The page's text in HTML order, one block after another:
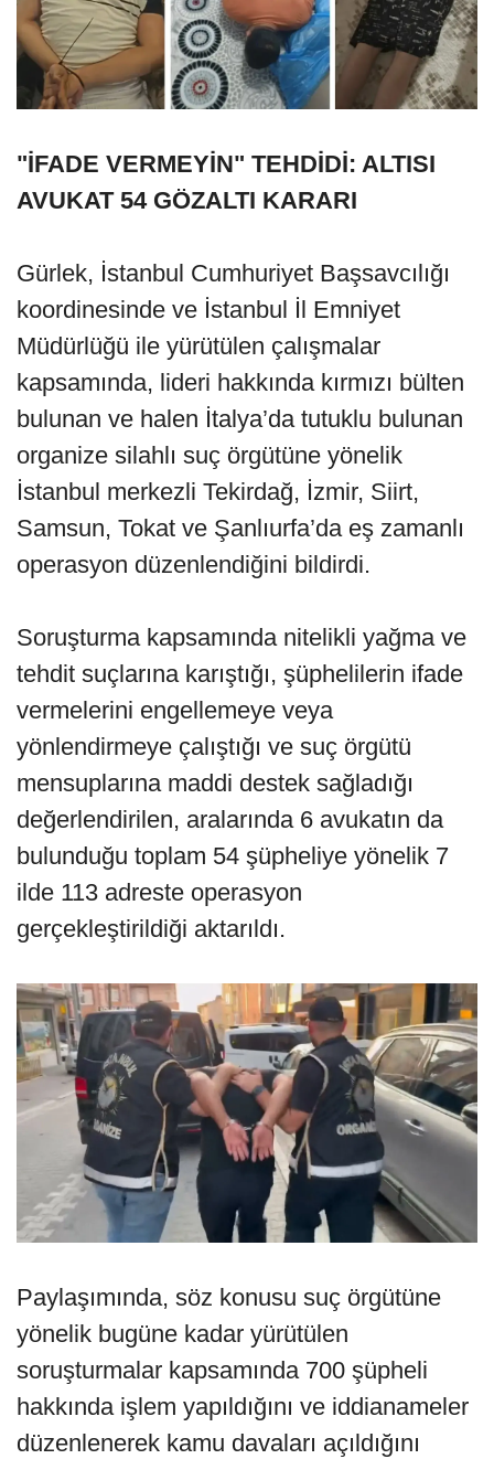
"İFADE VERMEYİN" TEHDİDİ: ALTISI
AVUKAT 54 GÖZALTI KARARI
Gürlek, İstanbul Cumhuriyet Başsavcılığı
koordinesinde ve İstanbul İl Emniyet
Müdürlüğü ile yürütülen çalışmalar
kapsamında, lideri hakkında kırmızı bülten
bulunan ve halen İtalya’da tutuklu bulunan
organize silahlı suç örgütüne yönelik
İstanbul merkezli Tekirdağ, İzmir, Siirt,
Samsun, Tokat ve Şanlıurfa’da eş zamanlı
operasyon düzenlendiğini bildirdi.
Soruşturma kapsamında nitelikli yağma ve
tehdit suçlarına karıştığı, şüphelilerin ifade
vermelerini engellemeye veya
yönlendirmeye çalıştığı ve suç örgütü
mensuplarına maddi destek sağladığı
değerlendirilen, aralarında 6 avukatın da
bulunduğu toplam 54 şüpheliye yönelik 7
ilde 113 adreste operasyon
gerçekleştirildiği aktarıldı.
Paylaşımında, söz konusu suç örgütüne
yönelik bugüne kadar yürütülen
soruşturmalar kapsamında 700 şüpheli
hakkında işlem yapıldığını ve iddianameler
düzenlenerek kamu davaları açıldığını